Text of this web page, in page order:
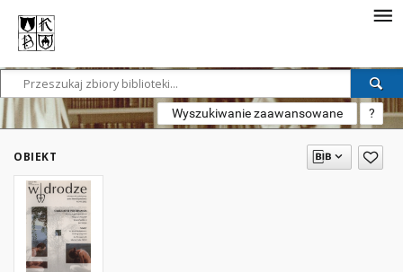
Wyszukiwanie zaawansowane ?
OBIEKT